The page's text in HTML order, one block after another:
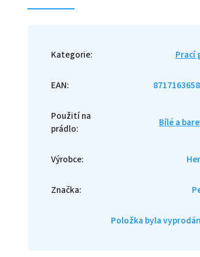
Kategorie: Prací
EAN:
Použití na
prádlo: Bílé a
Výrobce:
Značka:
Položka byla